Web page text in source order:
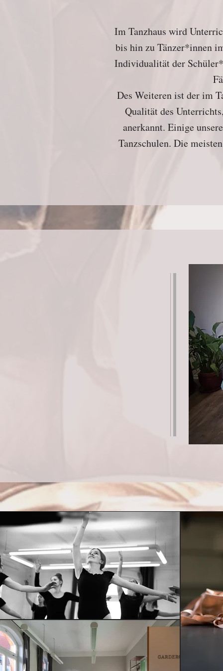
Im Tanzhaus wird
bis hin zu Tänzer*innen
Individualität der
Des Weiteren ist der im
Qualität des
anerkannt. Einige
Tanzschulen. Die